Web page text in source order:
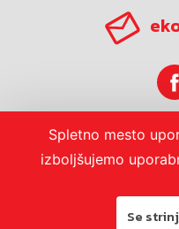
Spletno mesto
izboljšujemo
Se